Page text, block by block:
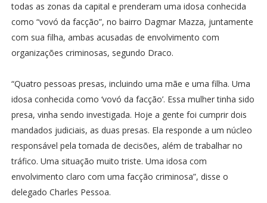
todas as zonas da capital e prenderam uma idosa conhecida
como “vovó da facção”, no bairro Dagmar Mazza, juntamente
com sua filha, ambas acusadas de envolvimento com
organizações criminosas, segundo Draco.
“Quatro pessoas presas, incluindo uma mãe e uma filha. Uma
idosa conhecida como ‘vovó da facção’. Essa mulher tinha sido
presa, vinha sendo investigada. Hoje a gente foi cumprir dois
mandados judiciais, as duas presas. Ela responde a um núcleo
responsável pela tomada de decisões, além de trabalhar no
tráfico. Uma situação muito triste. Uma idosa com
envolvimento claro com uma facção criminosa”, disse o
delegado Charles Pessoa.